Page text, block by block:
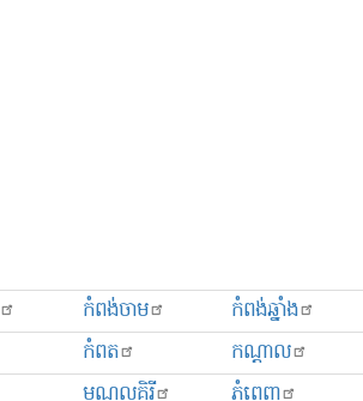
កំពង់ចាម
កំពង់ឆ្នាំង
កំពត
កណ្ដាល
មណ្ឌលគិរី ភ្នំពេញ